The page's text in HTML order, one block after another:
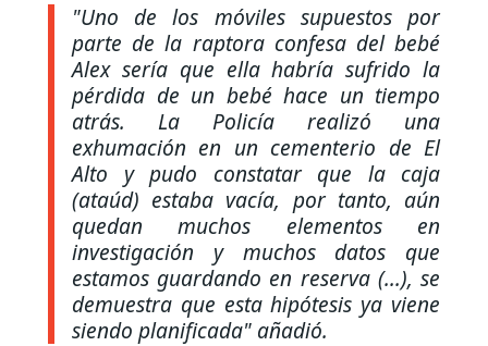
"Uno de los móviles supuestos por
parte de la raptora confesa del bebé
Alex sería que ella habría sufrido la
pérdida de un bebé hace un tiempo
atrás. La Policía realizó una
exhumación en un cementerio de El
Alto y pudo constatar que la caja
(ataúd) estaba vacía, por tanto, aún
quedan muchos elementos en
investigación y muchos datos que
estamos guardando en reserva (...), se
demuestra que esta hipótesis ya viene
siendo planificada" añadió.